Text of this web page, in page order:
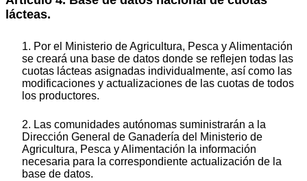
lácteas.
1. Por el Ministerio de Agricultura, Pesca y Alimentación
se creará una base de datos donde se reflejen todas las
cuotas lácteas asignadas individualmente, así como las
modificaciones y actualizaciones de las cuotas de todos
los productores.
2. Las comunidades autónomas suministrarán a la
Dirección General de Ganadería del Ministerio de
Agricultura, Pesca y Alimentación la información
necesaria para la correspondiente actualización de la
base de datos.